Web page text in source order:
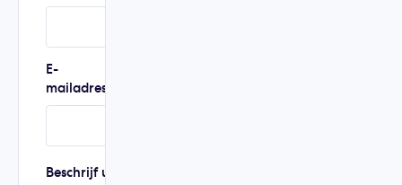
E-
mailadres
Beschrijf uw ervaring